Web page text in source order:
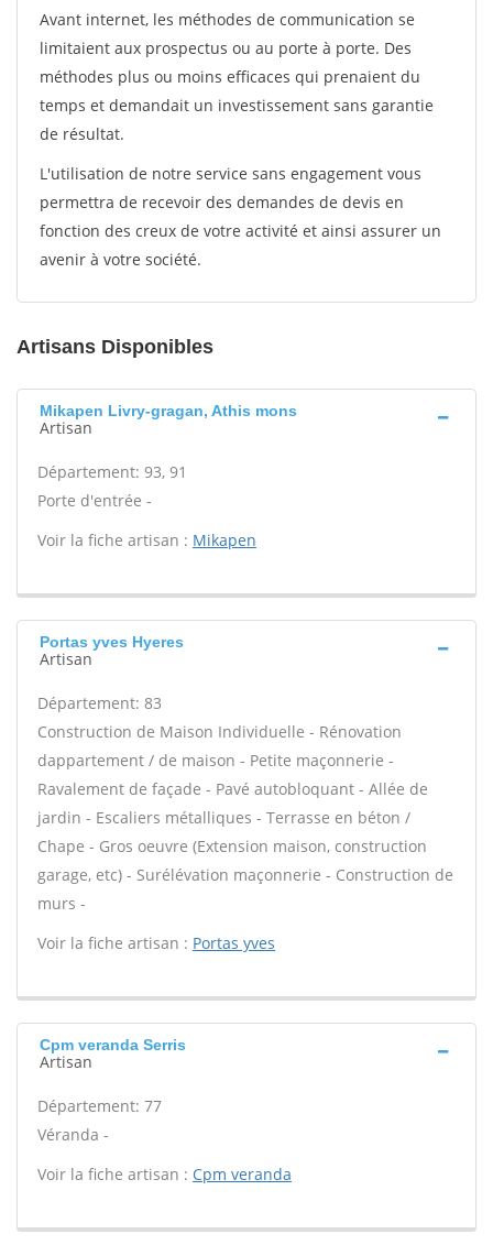
Avant internet, les méthodes de communication se
limitaient aux prospectus ou au porte à porte. Des
méthodes plus ou moins efficaces qui prenaient du
temps et demandait un investissement sans garantie
de résultat.
L'utilisation de notre service sans engagement vous
permettra de recevoir des demandes de devis en
fonction des creux de votre activité et ainsi assurer un
avenir à votre société.
Artisans Disponibles
Mikapen Livry-gragan, Athis mons
Artisan
Département: 93, 91
Porte d'entrée -
Voir la fiche artisan : Mikapen
Portas yves Hyeres
Artisan
Département: 83
Construction de Maison Individuelle - Rénovation
dappartement / de maison - Petite maçonnerie -
Ravalement de façade - Pavé autobloquant - Allée de
jardin - Escaliers métalliques - Terrasse en béton /
Chape - Gros oeuvre (Extension maison, construction
garage, etc) - Surélévation maçonnerie - Construction de
murs -
Voir la fiche artisan : Portas yves
Cpm veranda Serris
Artisan
Département: 77
Véranda -
Voir la fiche artisan : Cpm veranda